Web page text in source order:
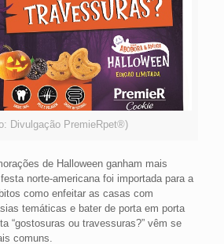
Divulgação PremieRpet®)
de Halloween ganham mais
norte-americana foi importada para a
como enfeitar as casas com
temáticas e bater de porta em porta
“gostosuras ou travessuras?” vêm se
comuns.